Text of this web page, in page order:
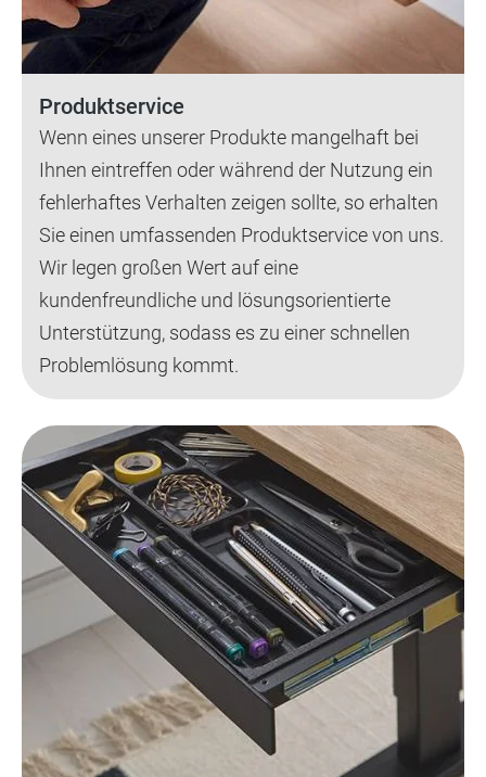
Produktservice
Wenn eines unserer Produkte mangelhaft bei
Ihnen eintreffen oder während der Nutzung ein
fehlerhaftes Verhalten zeigen sollte, so erhalten
Sie einen umfassenden Produktservice von uns.
Wir legen großen Wert auf eine
kundenfreundliche und lösungsorientierte
Unterstützung, sodass es zu einer schnellen
Problemlösung kommt.